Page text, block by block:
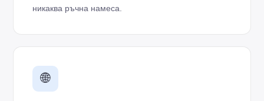
никаква ръчна намеса.
🌐